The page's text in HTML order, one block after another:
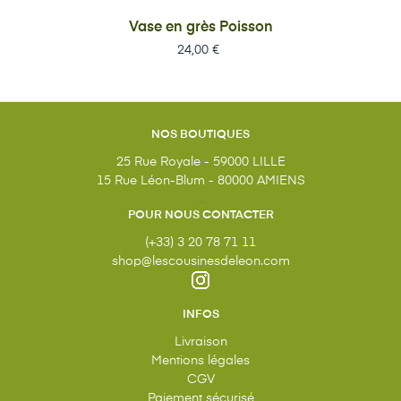
Vase en grès Poisson
Prix
24,00 €
NOS BOUTIQUES
25 Rue Royale - 59000 LILLE
15 Rue Léon-Blum - 80000 AMIENS
...
POUR NOUS CONTACTER
(+33) 3 20 78 71 11
shop@lescousinesdeleon.com
INFOS
Livraison
Mentions légales
CGV
Paiement sécurisé